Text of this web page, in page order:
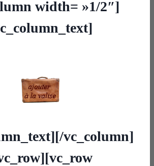
width= »1/2″]
vc_column]